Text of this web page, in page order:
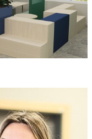
Att vi ser den
att det är tydligt att
som vistas i respektive
som favorit?
skolans nya
använder det